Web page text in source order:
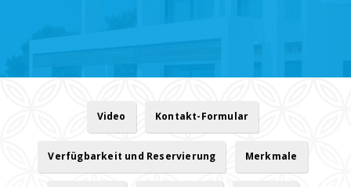
Video Kontakt-Formular
Verfügbarkeit und Reservierung Merkmale